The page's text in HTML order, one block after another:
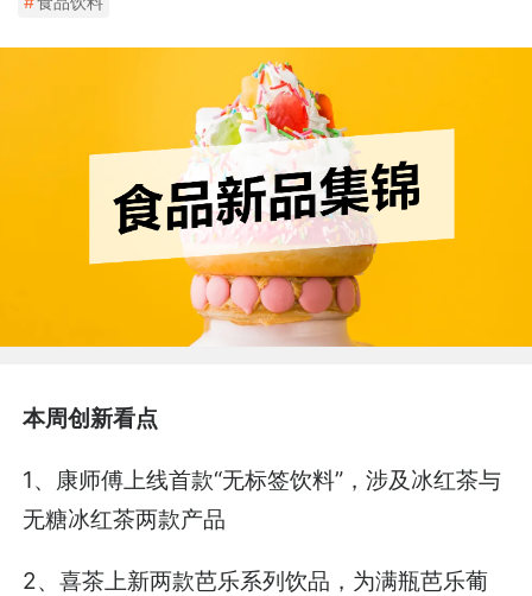
本周创新看点
1、康师傅上线首款“无标签饮料”，涉及冰红茶与
无糖冰红茶两款产品
2、喜茶上新两款芭乐系列饮品，为满瓶芭乐葡